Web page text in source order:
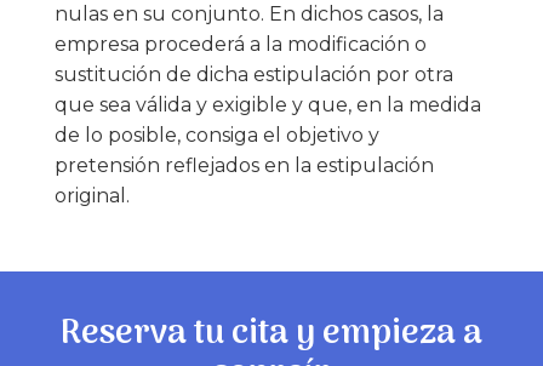
nulas en su conjunto. En dichos casos, la
empresa procederá a la modificación o
sustitución de dicha estipulación por otra
que sea válida y exigible y que, en la medida
de lo posible, consiga el objetivo y
pretensión reflejados en la estipulación
original.
Reserva tu cita y empieza a